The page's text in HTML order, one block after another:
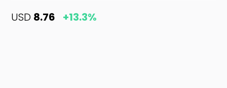
USD 8.76 +13.3%